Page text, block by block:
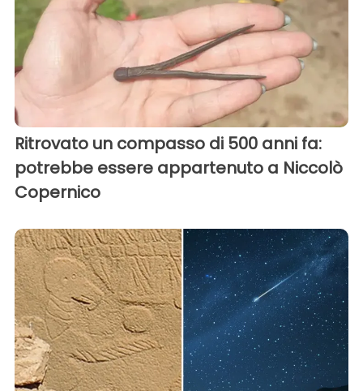
Ritrovato un compasso di 500 anni fa:
potrebbe essere appartenuto a Niccolò
Copernico